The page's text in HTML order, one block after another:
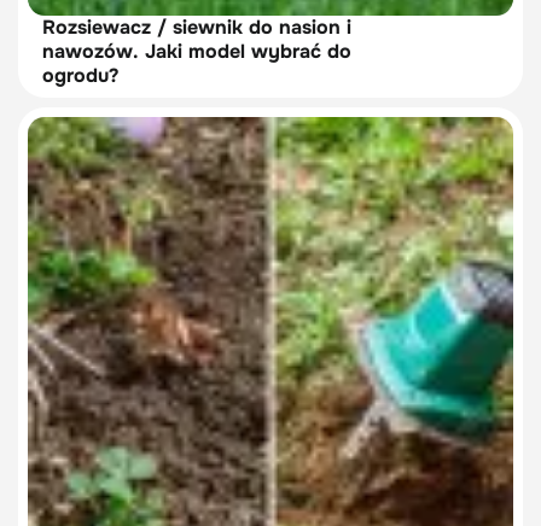
Rozsiewacz / siewnik do nasion i
nawozów. Jaki model wybrać do
ogrodu?